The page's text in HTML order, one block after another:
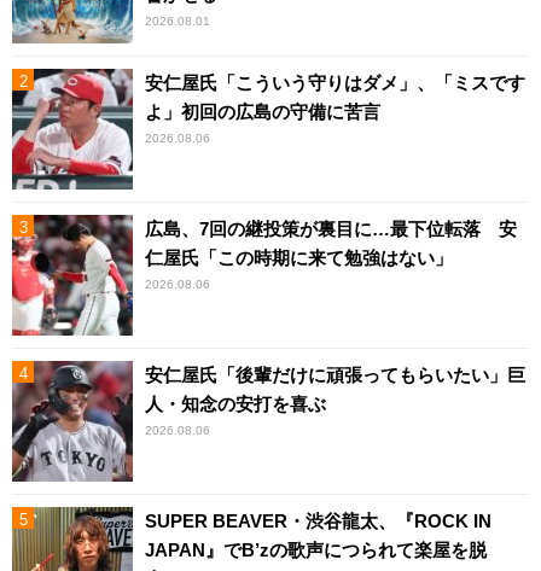
2026.08.01
安仁屋氏「こういう守りはダメ」、「ミスです
よ」初回の広島の守備に苦言
2026.08.06
広島、7回の継投策が裏目に…最下位転落 安
仁屋氏「この時期に来て勉強はない」
2026.08.06
安仁屋氏「後輩だけに頑張ってもらいたい」巨
人・知念の安打を喜ぶ
2026.08.06
SUPER BEAVER・渋谷龍太、『ROCK IN
JAPAN』でB’zの歌声につられて楽屋を脱